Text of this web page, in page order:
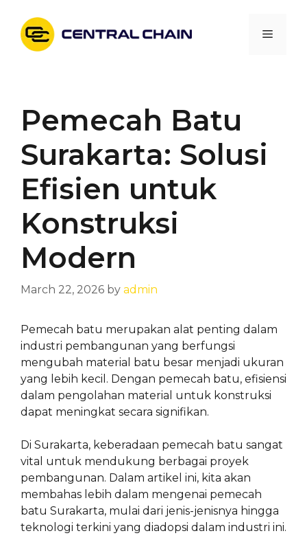
content
Menu
Pemecah Batu
Surakarta: Solusi
Efisien untuk
Konstruksi
Modern
March 22, 2026 by admin
Pemecah batu merupakan alat penting dalam
industri pembangunan yang berfungsi
mengubah material batu besar menjadi ukuran
yang lebih kecil. Dengan pemecah batu, efisiensi
dalam pengolahan material untuk konstruksi
dapat meningkat secara signifikan.
Di Surakarta, keberadaan pemecah batu sangat
vital untuk mendukung berbagai proyek
pembangunan. Dalam artikel ini, kita akan
membahas lebih dalam mengenai pemecah
batu Surakarta, mulai dari jenis-jenisnya hingga
teknologi terkini yang diadopsi dalam industri ini.